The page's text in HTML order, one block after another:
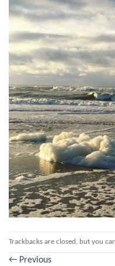
Trackbacks are closed, but you can
← Previous